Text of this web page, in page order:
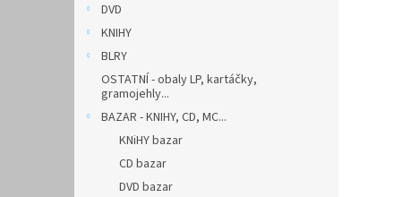
DVD
KNIHY
BLRY
OSTATNÍ - obaly LP, kartáčky,
gramojehly...
BAZAR - KNIHY, CD, MC...
KNiHY bazar
CD bazar
DVD bazar